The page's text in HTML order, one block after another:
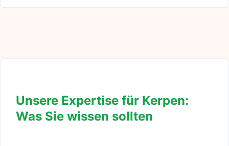
Unsere Expertise für Kerpen:
Was Sie wissen sollten